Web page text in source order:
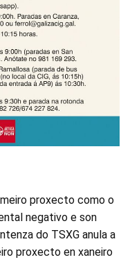
proxecto como o
negativo e son
do TSXG anula a
proxecto en xaneiro